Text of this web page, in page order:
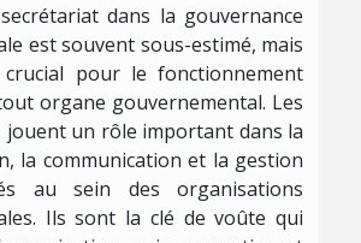
dans la gouvernance
est souvent sous-estimé, mais
crucial pour le fonctionnement
organe gouvernemental. Les
jouent un rôle important dans la
la communication et la gestion
au sein des organisations
Ils sont la clé de voûte qui